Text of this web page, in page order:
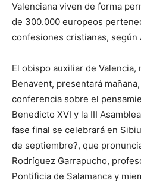
Valenciana viven de forma
de 300.000 europeos
confesiones cristianas, según
El obispo auxiliar de Valencia,
Benavent, presentará
conferencia sobre el
Benedicto XVI y la III
fase final se celebrará en
de septiembre?, que
Rodríguez Garrapucho,
Pontificia de Salamanca y